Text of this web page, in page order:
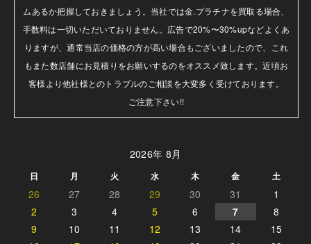
ムあるか把握しておきましょう。当社では金.プラチナを買取る場合、
手数料は一切いただいておりません。広告で20%〜30%upなどよくあ
りますが、通常当店の価格の方が高い場合もございましたので、これ
もまた数店舗にお見積りをお願いするのをオススメ致します。近頃お
客様より他社様とのトラブルのご相談を大変多く受けております。
ご注意下さい!!
2026年 8月
日 月 火 水 木 金 土
26 27 28 29 30 31
1
2
3 4 5 6 7
8
9
10 11 12 13 14
15